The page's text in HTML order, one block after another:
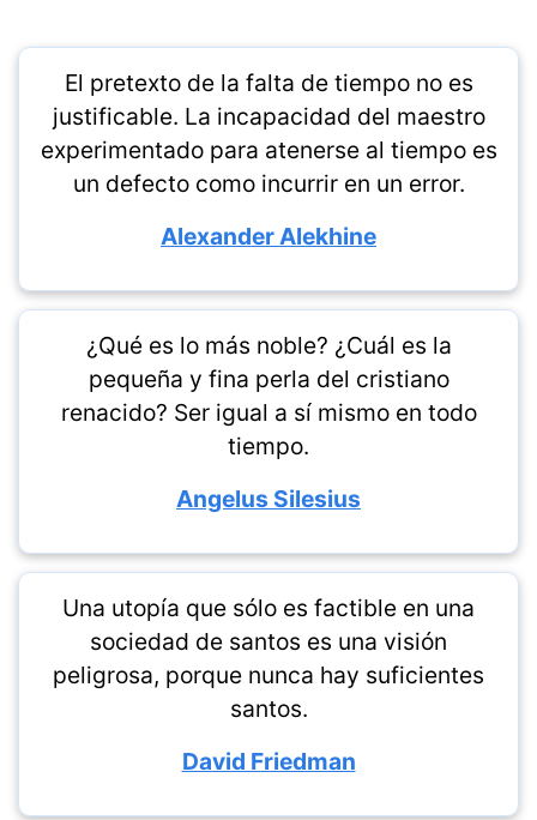
El pretexto de la falta de tiempo no es
justificable. La incapacidad del maestro
experimentado para atenerse al tiempo es
un defecto como incurrir en un error.
Alexander Alekhine
¿Qué es lo más noble? ¿Cuál es la
pequeña y fina perla del cristiano
renacido? Ser igual a sí mismo en todo
tiempo.
Angelus Silesius
Una utopía que sólo es factible en una
sociedad de santos es una visión
peligrosa, porque nunca hay suficientes
santos.
David Friedman